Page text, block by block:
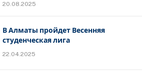
20.08.2025
В Алматы пройдет Весенняя
студенческая лига
22.04.2025